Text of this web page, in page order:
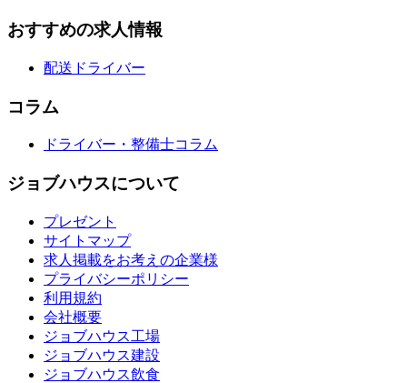
おすすめの求人情報
配送ドライバー
コラム
ドライバー・整備士コラム
ジョブハウスについて
プレゼント
サイトマップ
求人掲載をお考えの企業様
プライバシーポリシー
利用規約
会社概要
ジョブハウス工場
ジョブハウス建設
ジョブハウス飲食